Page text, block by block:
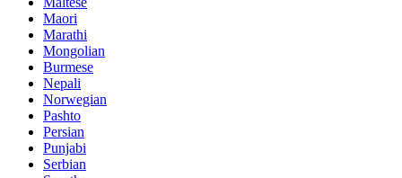
Maori
Marathi
Mongolian
Burmese
Nepali
Norwegian
Pashto
Persian
Punjabi
Serbian